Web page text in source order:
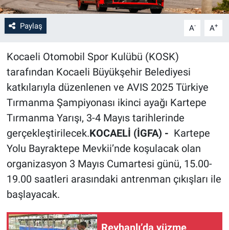
Paylaş A- A+
Kocaeli Otomobil Spor Kulübü (KOSK)
tarafından Kocaeli Büyükşehir Belediyesi
katkılarıyla düzenlenen ve AVIS 2025 Türkiye
Tırmanma Şampiyonası ikinci ayağı Kartepe
Tırmanma Yarışı, 3-4 Mayıs tarihlerinde
gerçekleştirilecek.KOCAELİ (İGFA) - Kartepe
Yolu Bayraktepe Mevkii’nde koşulacak olan
organizasyon 3 Mayıs Cumartesi günü, 15.00-
19.00 saatleri arasındaki antrenman çıkışları ile
başlayacak.
Reyhanlı’da yüzme